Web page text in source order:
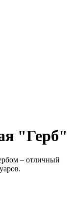
"Герб"
– отличный